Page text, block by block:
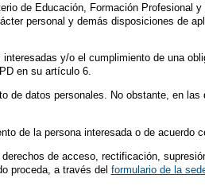
de Educación, Formación Profesional
personal y demás disposiciones de
y/o el cumplimiento de una
en su artículo 6.
de datos personales. No obstante, en
de la persona interesada o de
de acceso, rectificación,
proceda, a través del formulario de la